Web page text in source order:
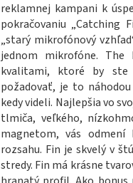
reklamnej kampani k
pokračovaniu „Catching
„starý mikrofónový
jednom mikrofóne.
kvalitami, ktoré by ste
požadovať, je to
kedy videli. Najlepšia vo
tlmiča, ​​veľkého,
magnetom, vás
rozsahu. Fin je skvelý v
stredy. Fin má krásne